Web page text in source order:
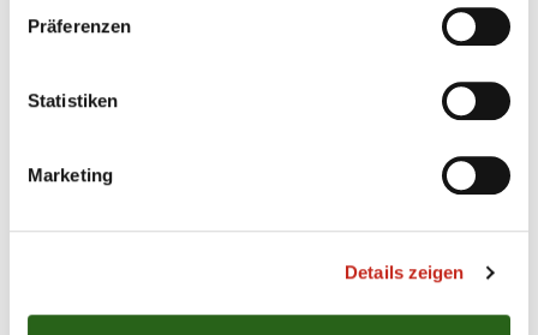
Präferenzen
Statistiken
Marketing
Details zeigen
Erstes Camp der Handballschule in
Füchse Town
Für die Füchse Berlin hat die eigene
Nachwuchsarbeit stets eine sehr hohe Priorität.
Dass mit Chrischa Hannawald ein hervorragender
Partner für Jugendförderung gefunden wurde,